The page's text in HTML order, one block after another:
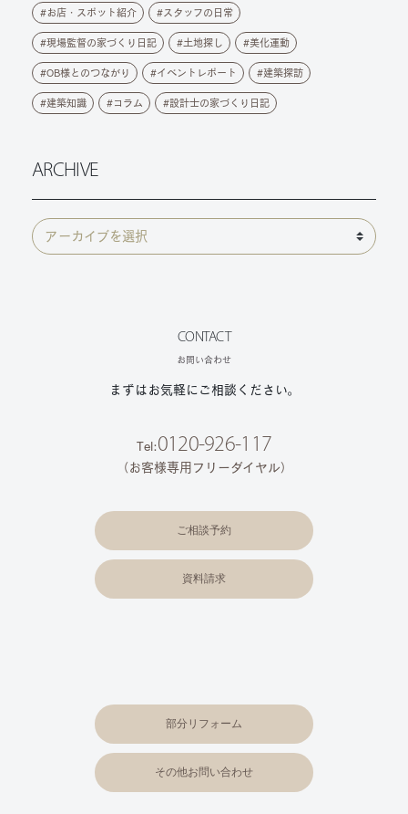
お店・スポット紹介 スタッフの日常
現場監督の家づくり日記 土地探し 美化運動
OB様とのつながり イベントレポート 建築探訪
建築知識 コラム 設計士の家づくり日記
ARCHIVE
CONTACT
お問い合わせ
まずはお気軽にご相談ください。
Tel:0120-926-117
（お客様専用フリーダイヤル）
ご相談予約
資料請求
部分リフォーム
その他お問い合わせ